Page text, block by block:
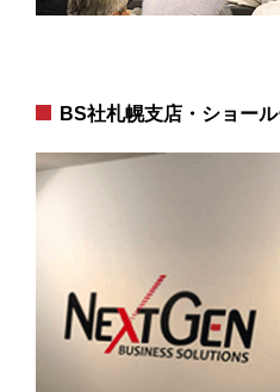
BS社札幌支店・ショー